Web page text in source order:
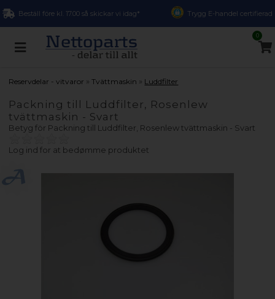
Beställ före kl. 17.00 så skickar vi idag* Trygg E-handel certifierad
0
Reservdelar - vitvaror »Tvättmaskin » Luddfilter
Packning till Luddfilter, Rosenlew
tvättmaskin - Svart
Betyg för Packning till Luddfilter, Rosenlew tvättmaskin - Svart
Log ind for at bedømme produktet